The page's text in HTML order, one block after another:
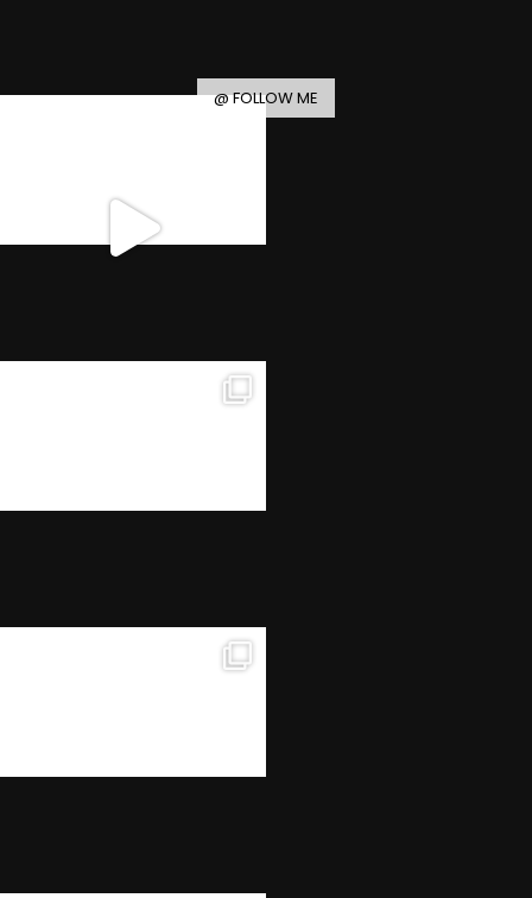
@ FOLLOW ME